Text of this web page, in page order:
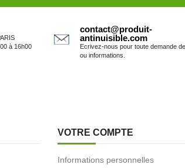
à 16h00
contact@produit-
antinuisible.com
Ecrivez-nous pour toute demande
ou informations.
VOTRE COMPTE
Informations personnelles